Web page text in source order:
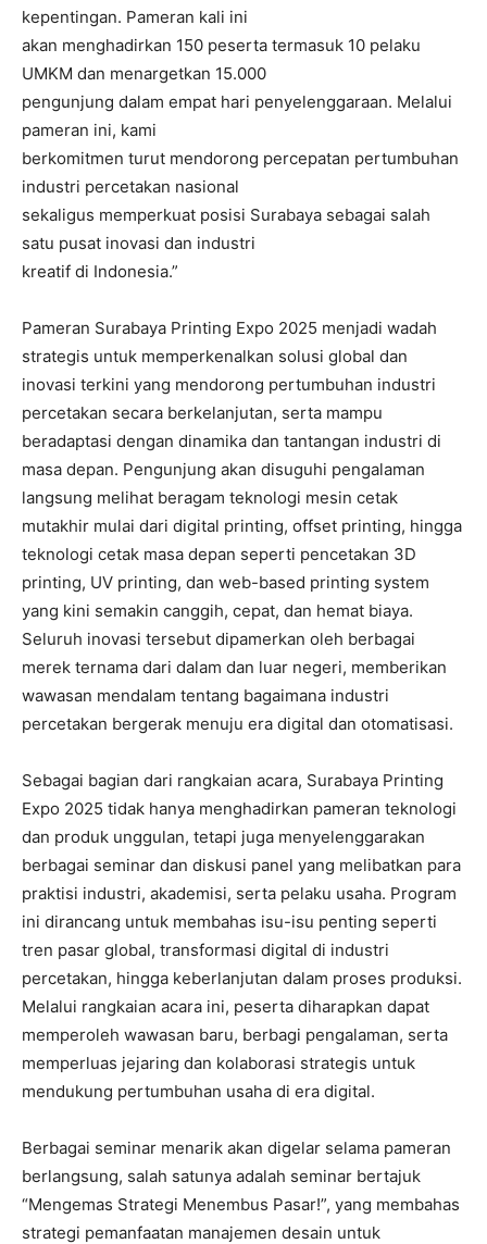
kepentingan. Pameran kali ini
akan menghadirkan 150 peserta termasuk 10 pelaku
UMKM dan menargetkan 15.000
pengunjung dalam empat hari penyelenggaraan. Melalui
pameran ini, kami
berkomitmen turut mendorong percepatan pertumbuhan
industri percetakan nasional
sekaligus memperkuat posisi Surabaya sebagai salah
satu pusat inovasi dan industri
kreatif di Indonesia.”
Pameran Surabaya Printing Expo 2025 menjadi wadah
strategis untuk memperkenalkan solusi global dan
inovasi terkini yang mendorong pertumbuhan industri
percetakan secara berkelanjutan, serta mampu
beradaptasi dengan dinamika dan tantangan industri di
masa depan. Pengunjung akan disuguhi pengalaman
langsung melihat beragam teknologi mesin cetak
mutakhir mulai dari digital printing, offset printing, hingga
teknologi cetak masa depan seperti pencetakan 3D
printing, UV printing, dan web-based printing system
yang kini semakin canggih, cepat, dan hemat biaya.
Seluruh inovasi tersebut dipamerkan oleh berbagai
merek ternama dari dalam dan luar negeri, memberikan
wawasan mendalam tentang bagaimana industri
percetakan bergerak menuju era digital dan otomatisasi.
Sebagai bagian dari rangkaian acara, Surabaya Printing
Expo 2025 tidak hanya menghadirkan pameran teknologi
dan produk unggulan, tetapi juga menyelenggarakan
berbagai seminar dan diskusi panel yang melibatkan para
praktisi industri, akademisi, serta pelaku usaha. Program
ini dirancang untuk membahas isu-isu penting seperti
tren pasar global, transformasi digital di industri
percetakan, hingga keberlanjutan dalam proses produksi.
Melalui rangkaian acara ini, peserta diharapkan dapat
memperoleh wawasan baru, berbagi pengalaman, serta
memperluas jejaring dan kolaborasi strategis untuk
mendukung pertumbuhan usaha di era digital.
Berbagai seminar menarik akan digelar selama pameran
berlangsung, salah satunya adalah seminar bertajuk
“Mengemas Strategi Menembus Pasar!”, yang membahas
strategi pemanfaatan manajemen desain untuk